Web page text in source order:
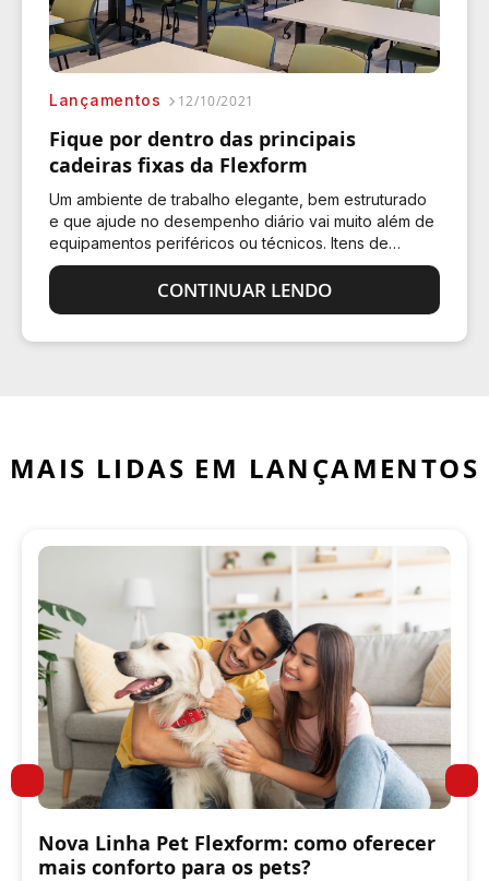
Lançamentos 12/10/2021
Fique por dentro das principais
cadeiras fixas da Flexform
Um ambiente de trabalho elegante, bem estruturado
e que ajude no desempenho diário vai muito além de
equipamentos periféricos ou técnicos. Itens de
decoração e móveis, como as cadeiras, são
fundamentais nesse aspecto. Assim, é preciso…
CONTINUAR LENDO
MAIS LIDAS EM LANÇAMENTOS
Nova Linha Pet Flexform: como oferecer
mais conforto para os pets?